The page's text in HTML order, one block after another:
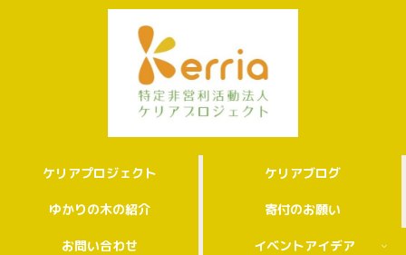
ケリアプロジェクト ケリアブログ
ゆかりの木の紹介 寄付のお願い
お問い合わせ イベントアイデア